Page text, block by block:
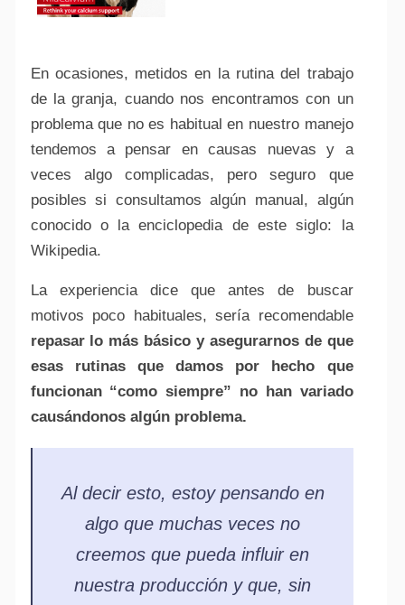
En ocasiones, metidos en la rutina del trabajo
de la granja, cuando nos encontramos con un
problema que no es habitual en nuestro manejo
tendemos a pensar en causas nuevas y a
veces algo complicadas, pero seguro que
posibles si consultamos algún manual, algún
conocido o la enciclopedia de este siglo: la
Wikipedia.
La experiencia dice que antes de buscar
motivos poco habituales, sería recomendable
repasar lo más básico y asegurarnos de que
esas rutinas que damos por hecho que
funcionan “como siempre” no han variado
causándonos algún problema.
Al decir esto, estoy pensando en
algo que muchas veces no
creemos que pueda influir en
nuestra producción y que, sin